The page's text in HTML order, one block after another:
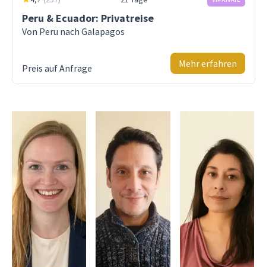
Peru & Ecuador: Privatreise
Von Peru nach Galapagos
Preis auf Anfrage Mehr erfahren